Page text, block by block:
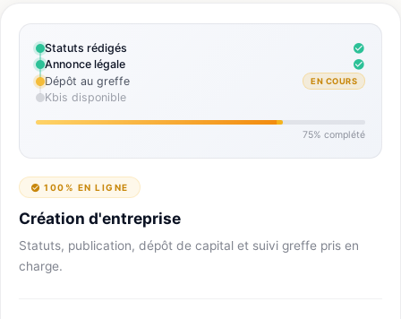
Statuts rédigés
Annonce légale
Dépôt au greffe
EN COURS
Kbis disponible
75% complété
100% EN LIGNE
Création d'entreprise
Statuts, publication, dépôt de capital et suivi greffe pris en
charge.